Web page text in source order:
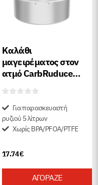
Καλάθι
μαγειρέματος στον
ατμό CarbRuduce
για συσκευή 5
λίτρων
Για παρασκευαστή
ρυζιού 5 λίτρων
Χωρίς BPA/PFOA/PTFE
17.74€
ΑΓΟΡΑΖΕ